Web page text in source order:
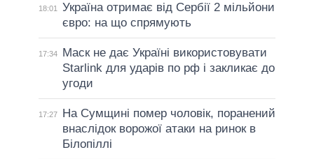
18:01
Україна отримає від Сербії 2 мільйони
євро: на що спрямують
17:34
Маск не дає Україні використовувати
Starlink для ударів по рф і закликає до
угоди
17:27
На Сумщині помер чоловік, поранений
внаслідок ворожої атаки на ринок в
Білопіллі